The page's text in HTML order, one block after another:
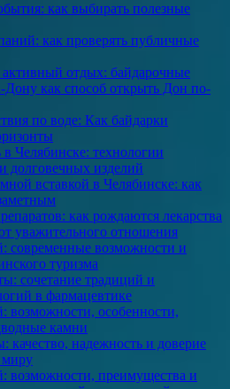
как выбирать полезные
как проверять публичные
отдых: байдарочные
Дону как способ открыть Дон по-
по воде: Как байдарки
Челябинске: технологии
долговечных изделий
вставкой в Челябинске: как
как рождаются лекарства
уважительного отношения
современные возможности и
туризма
сочетание традиций и
в фармацевтике
возможности, особенности,
камни
качество, надежность и доверие
миру
возможности, преимущества и